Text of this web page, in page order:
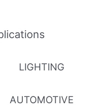
LIGHTING
AUTOMOTIVE